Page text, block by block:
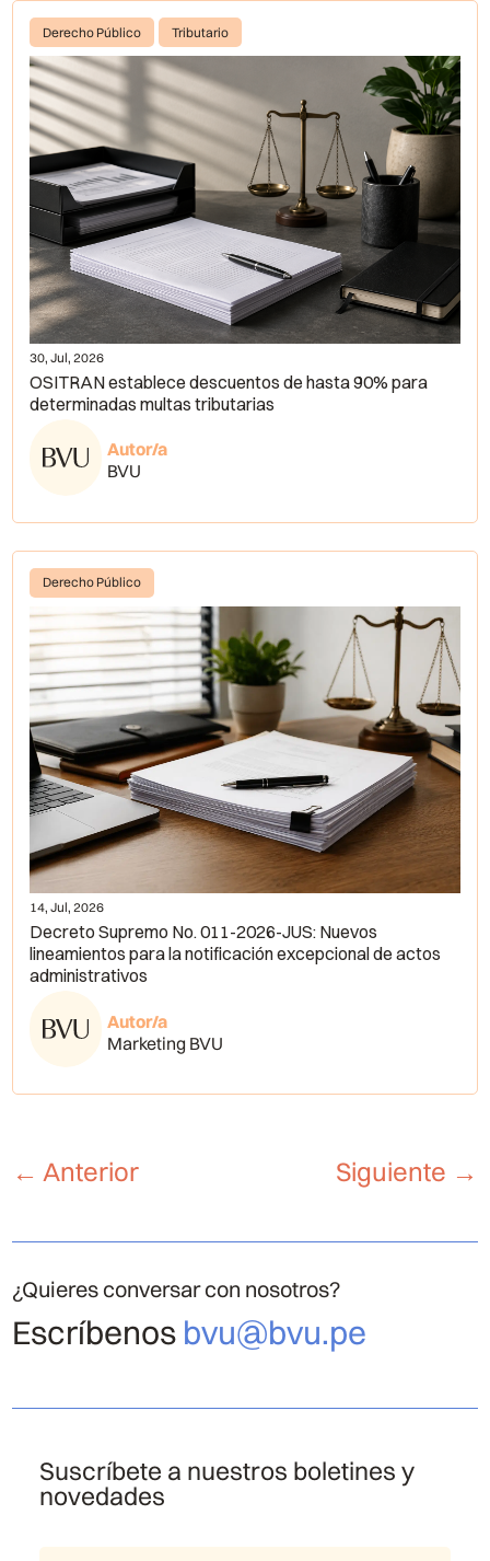
Derecho Público Tributario
30, Jul, 2026
OSITRAN establece descuentos de hasta 90% para
determinadas multas tributarias
Autor/a
BVU
Derecho Público
14, Jul, 2026
Decreto Supremo No. 011-2026-JUS: Nuevos
lineamientos para la notificación excepcional de actos
administrativos
Autor/a
Marketing BVU
← Anterior Siguiente →
¿Quieres conversar con nosotros?
Escríbenos bvu@bvu.pe
Suscríbete a nuestros boletines y
novedades